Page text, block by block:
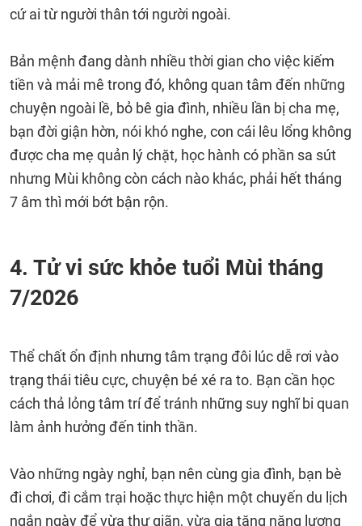
cứ ai từ người thân tới người ngoài.
Bản mệnh đang dành nhiều thời gian cho việc kiếm
tiền và mải mê trong đó, không quan tâm đến những
chuyện ngoài lề, bỏ bê gia đình, nhiều lần bị cha mẹ,
bạn đời giận hờn, nói khó nghe, con cái lêu lổng không
được cha mẹ quản lý chặt, học hành có phần sa sút
nhưng Mùi không còn cách nào khác, phải hết tháng
7 âm thì mới bớt bận rộn.
4. Tử vi sức khỏe tuổi Mùi tháng
7/2026
Thể chất ổn định nhưng tâm trạng đôi lúc dễ rơi vào
trạng thái tiêu cực, chuyện bé xé ra to. Bạn cần học
cách thả lỏng tâm trí để tránh những suy nghĩ bi quan
làm ảnh hưởng đến tinh thần.
Vào những ngày nghỉ, bạn nên cùng gia đình, bạn bè
đi chơi, đi cắm trại hoặc thực hiện một chuyến du lịch
ngắn ngày để vừa thư giãn, vừa gia tăng năng lượng